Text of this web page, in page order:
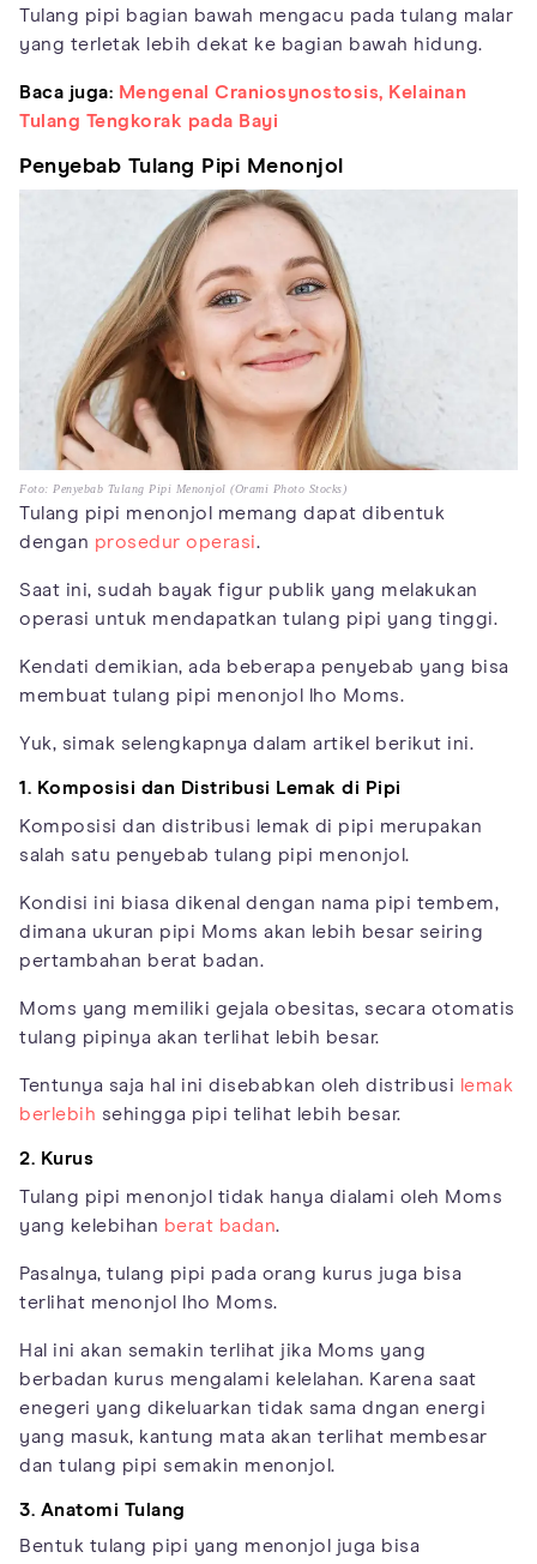
Tulang pipi bagian bawah mengacu pada tulang malar
yang terletak lebih dekat ke bagian bawah hidung.
Baca juga: Mengenal Craniosynostosis, Kelainan
Tulang Tengkorak pada Bayi
Penyebab Tulang Pipi Menonjol
Foto: Penyebab Tulang Pipi Menonjol (Orami Photo Stocks)
Tulang pipi menonjol memang dapat dibentuk
dengan prosedur operasi.
Saat ini, sudah bayak figur publik yang melakukan
operasi untuk mendapatkan tulang pipi yang tinggi.
Kendati demikian, ada beberapa penyebab yang bisa
membuat tulang pipi menonjol lho Moms.
Yuk, simak selengkapnya dalam artikel berikut ini.
1. Komposisi dan Distribusi Lemak di Pipi
Komposisi dan distribusi lemak di pipi merupakan
salah satu penyebab tulang pipi menonjol.
Kondisi ini biasa dikenal dengan nama pipi tembem,
dimana ukuran pipi Moms akan lebih besar seiring
pertambahan berat badan.
Moms yang memiliki gejala obesitas, secara otomatis
tulang pipinya akan terlihat lebih besar.
Tentunya saja hal ini disebabkan oleh distribusi lemak
berlebih sehingga pipi telihat lebih besar.
2. Kurus
Tulang pipi menonjol tidak hanya dialami oleh Moms
yang kelebihan berat badan.
Pasalnya, tulang pipi pada orang kurus juga bisa
terlihat menonjol lho Moms.
Hal ini akan semakin terlihat jika Moms yang
berbadan kurus mengalami kelelahan. Karena saat
enegeri yang dikeluarkan tidak sama dngan energi
yang masuk, kantung mata akan terlihat membesar
dan tulang pipi semakin menonjol.
3. Anatomi Tulang
Bentuk tulang pipi yang menonjol juga bisa